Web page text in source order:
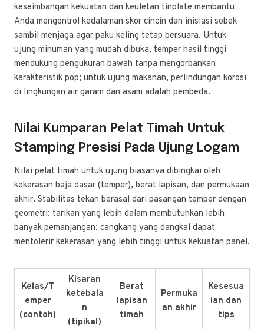
keseimbangan kekuatan dan keuletan tinplate membantu
Anda mengontrol kedalaman skor cincin dan inisiasi sobek
sambil menjaga agar paku keling tetap bersuara. Untuk
ujung minuman yang mudah dibuka, temper hasil tinggi
mendukung pengukuran bawah tanpa mengorbankan
karakteristik pop; untuk ujung makanan, perlindungan korosi
di lingkungan air garam dan asam adalah pembeda.
Nilai Kumparan Pelat Timah Untuk
Stamping Presisi Pada Ujung Logam
Nilai pelat timah untuk ujung biasanya dibingkai oleh
kekerasan baja dasar (temper), berat lapisan, dan permukaan
akhir. Stabilitas tekan berasal dari pasangan temper dengan
geometri: tarikan yang lebih dalam membutuhkan lebih
banyak pemanjangan; cangkang yang dangkal dapat
mentolerir kekerasan yang lebih tinggi untuk kekuatan panel.
Kelas/T
emper
(contoh)
Kisaran
ketebala
n
(tipikal)
Berat
lapisan
timah
Permuka
an akhir
Kesesua
ian dan
tips